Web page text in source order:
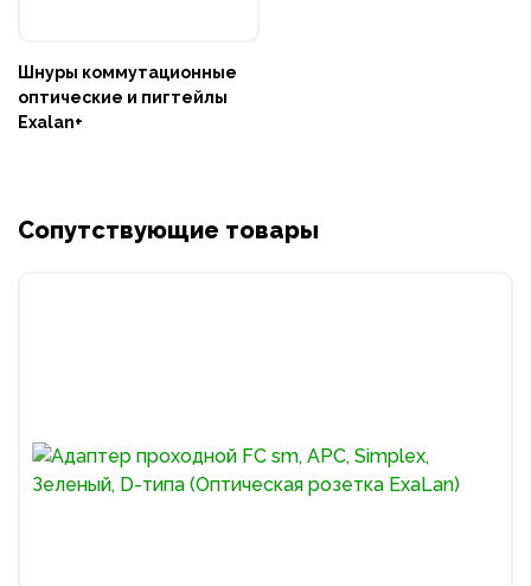
Шнуры коммутационные
оптические и пигтейлы
Exalan+
Сопутствующие товары